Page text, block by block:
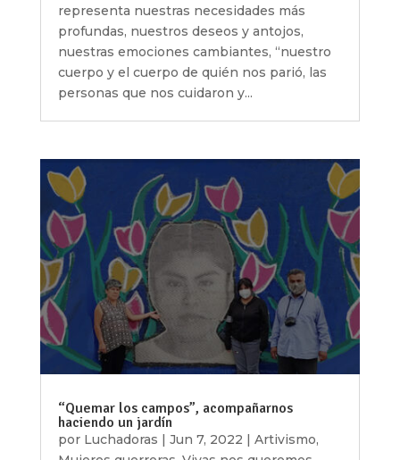
representa nuestras necesidades más
profundas, nuestros deseos y antojos,
nuestras emociones cambiantes, “nuestro
cuerpo y el cuerpo de quién nos parió, las
personas que nos cuidaron y...
“Quemar los campos”, acompañarnos
haciendo un jardín
por Luchadoras | Jun 7, 2022 | Artivismo,